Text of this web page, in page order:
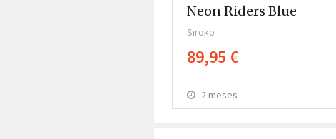
Neon Riders Blue
Siroko
89,95 €
2 meses